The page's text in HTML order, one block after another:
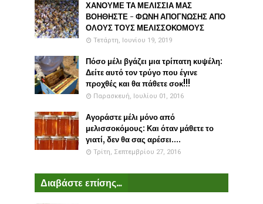
ΧΑΝΟΥΜΕ ΤΑ ΜΕΛΙΣΣΙΑ ΜΑΣ
ΒΟΗΘΗΣΤΕ - ΦΩΝΗ ΑΠΟΓΝΩΣΗΣ ΑΠΟ
ΟΛΟΥΣ ΤΟΥΣ ΜΕΛΙΣΣΟΚΟΜΟΥΣ
Τετάρτη, Ιουνίου 19, 2019
Πόσο μέλι βγάζει μια τρίπατη κυψέλη:
Δείτε αυτό τον τρύγο που έγινε
προχθές και θα πάθετε σοκ!!!
Παρασκευή, Ιουλίου 01, 2016
Αγοράστε μέλι μόνο από
μελισσοκόμους: Και όταν μάθετε το
γιατί, δεν θα σας αρέσει....
Τρίτη, Σεπτεμβρίου 27, 2016
Διαβάστε επίσης...